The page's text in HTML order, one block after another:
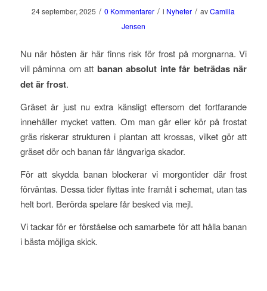
24 september, 2025 / 0 Kommentarer / i Nyheter / avCamilla
Jensen
Nu när hösten är här finns risk för frost på morgnarna. Vi
vill påminna om att banan absolut inte får beträdas när
det är frost.
Gräset är just nu extra känsligt eftersom det fortfarande
innehåller mycket vatten. Om man går eller kör på frostat
gräs riskerar strukturen i plantan att krossas, vilket gör att
gräset dör och banan får långvariga skador.
För att skydda banan blockerar vi morgontider där frost
förväntas. Dessa tider flyttas inte framåt i schemat, utan tas
helt bort. Berörda spelare får besked via mejl.
Vi tackar för er förståelse och samarbete för att hålla banan
i bästa möjliga skick.